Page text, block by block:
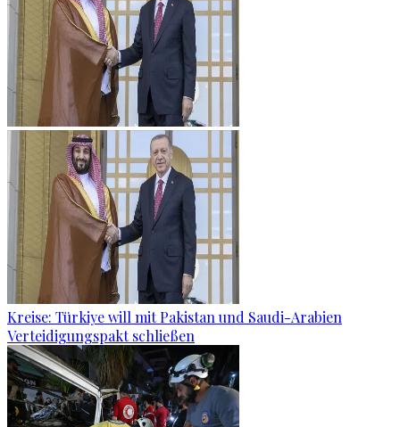
Kreise: Türkiye will mit Pakistan und Saudi-Arabien
Verteidigungspakt schließen